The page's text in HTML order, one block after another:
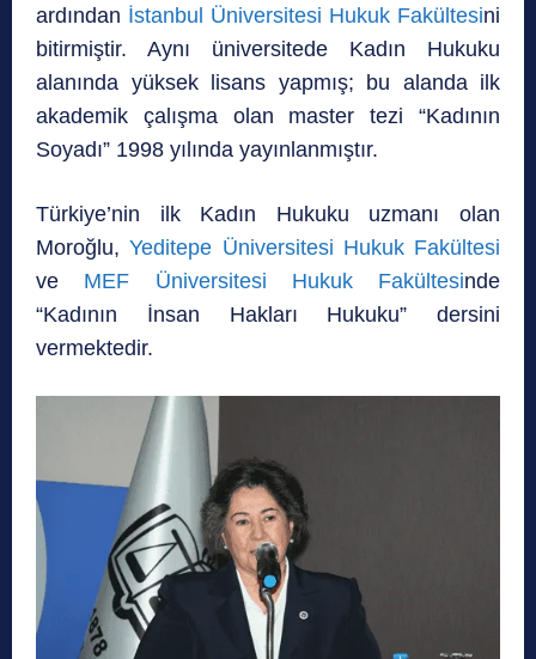
ardından İstanbul Üniversitesi Hukuk Fakültesini
bitirmiştir. Aynı üniversitede Kadın Hukuku
alanında yüksek lisans yapmış; bu alanda ilk
akademik çalışma olan master tezi “Kadının
Soyadı” 1998 yılında yayınlanmıştır.
Türkiye’nin ilk Kadın Hukuku uzmanı olan
Moroğlu,Yeditepe Üniversitesi Hukuk Fakültesi
ve MEF Üniversitesi Hukuk Fakültesinde
“Kadının İnsan Hakları Hukuku” dersini
vermektedir.